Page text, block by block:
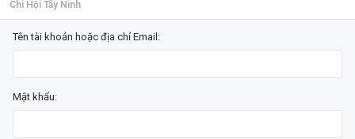
Chi Hội Tây Ninh
Tên tài khoản hoặc địa chỉ Email:
Mật khẩu: